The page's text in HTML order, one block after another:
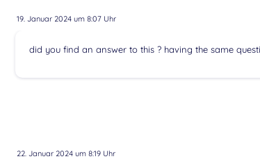
19. Januar 2024 um 8:07 Uhr
did you find an answer to this ? having the same
22. Januar 2024 um 8:19 Uhr